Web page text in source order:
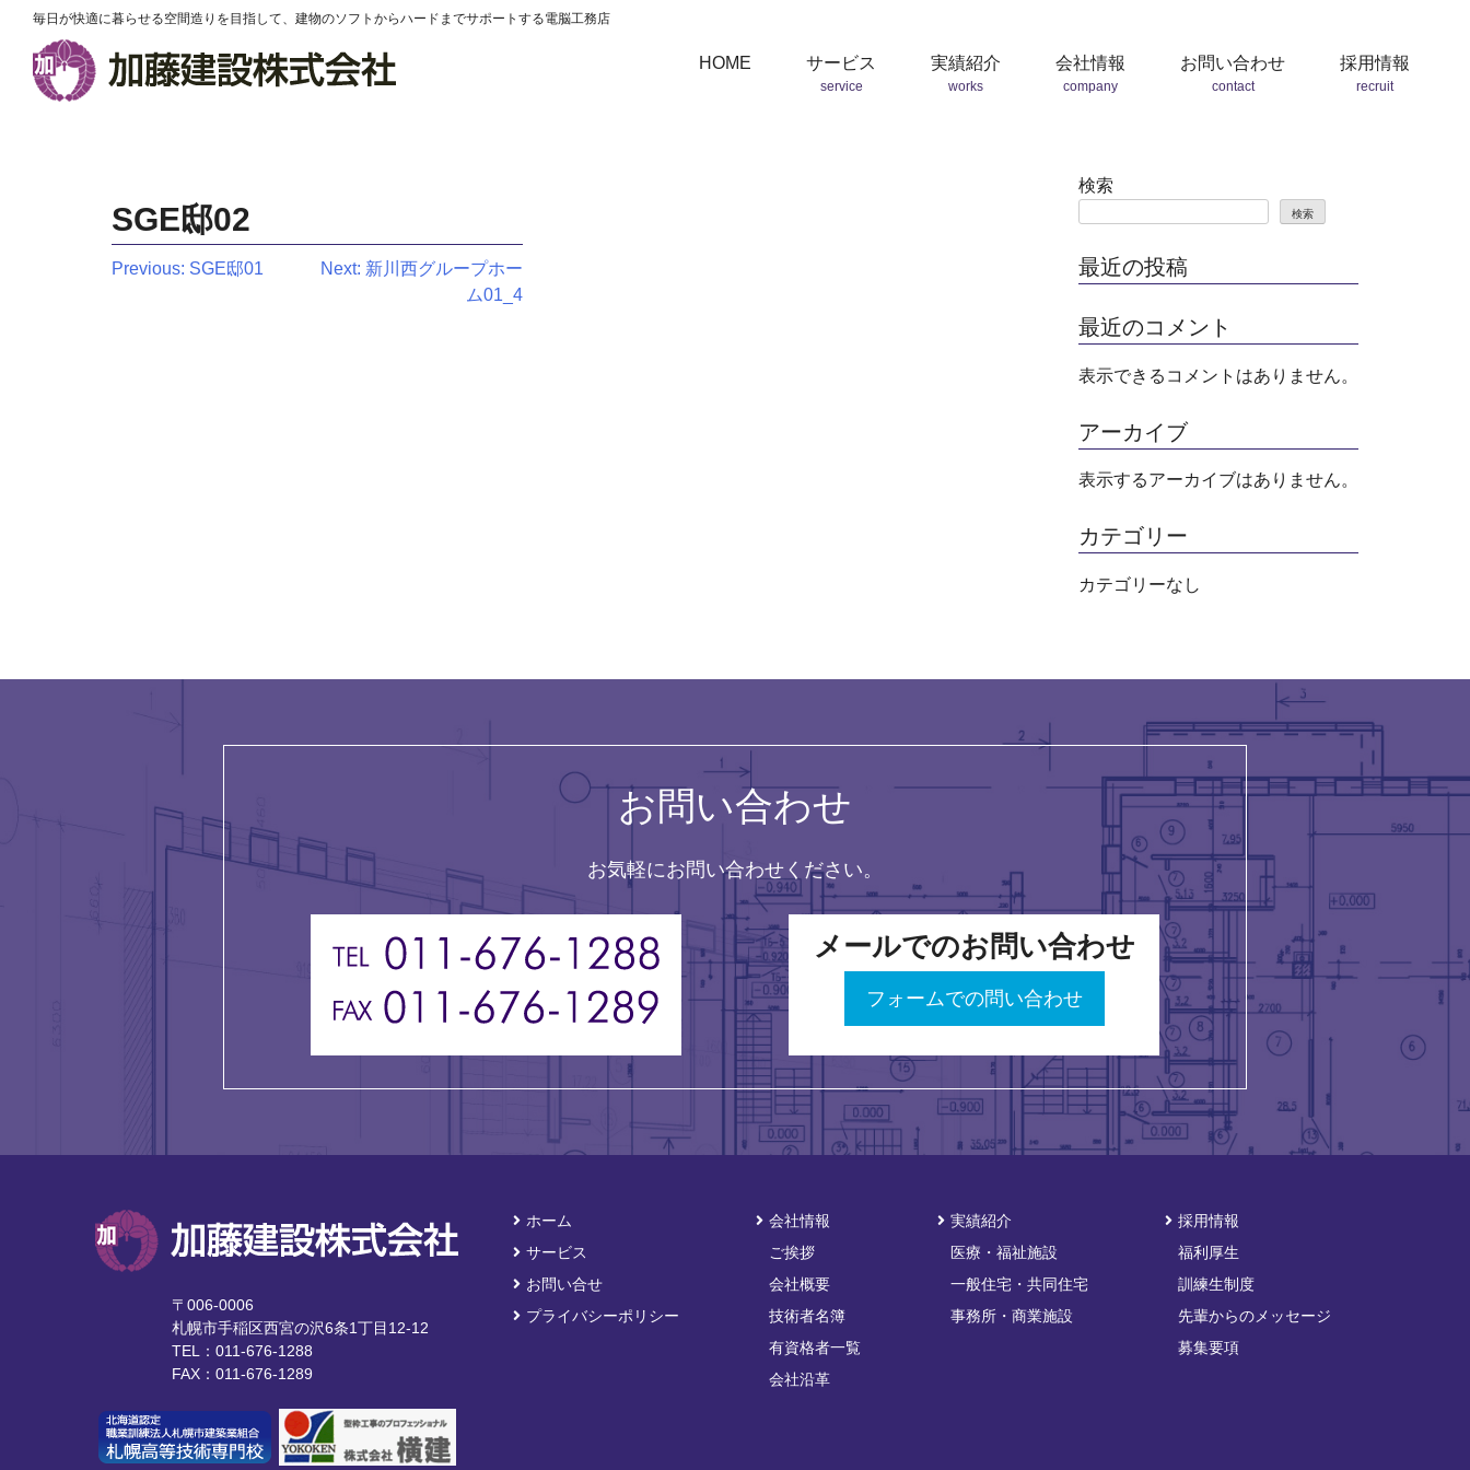
毎日が快適に暮らせる空間造りを目指して、建物のソフトからハードまでサポートする電脳工務店
HOME サービス
service
実績紹介
works
会社情報
company
お問い合わせ
contact
採用情報
recruit
SGE邸02
投
Previous: SGE邸01 Next: 新川西グループホー
ム01_4
検索
検索
最近の投稿
最近のコメント
表示できるコメントはありません。
アーカイブ
表示するアーカイブはありません。
カテゴリー
カテゴリーなし
お問い合わせ
お気軽にお問い合わせください。
メールでのお問い合わせ
フォームでの問い合わせ
〒006-0006
札幌市手稲区西宮の沢6条1丁目12-12
TEL：011-676-1288
FAX：011-676-1289
ホーム
サービス
お問い合せ
プライバシーポリシー
会社情報
ご挨拶
会社概要
技術者名簿
有資格者一覧
会社沿革
実績紹介
医療・福祉施設
一般住宅・共同住宅
事務所・商業施設
採用情報
福利厚生
訓練生制度
先輩からのメッセージ
募集要項